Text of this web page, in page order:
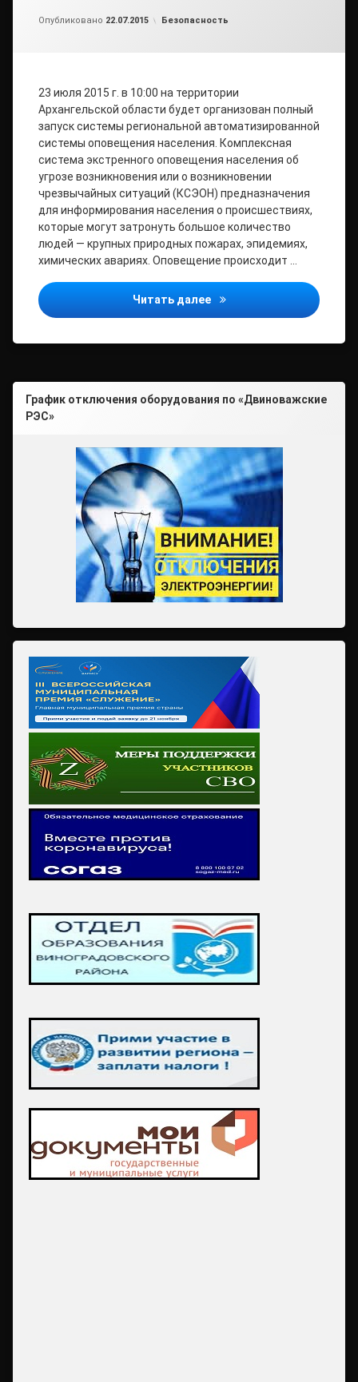
Опубликовано 22.07.2015 Рубрики:
Безопасность
23 июля 2015 г. в 10:00 на территории
Архангельской области будет организован полный
запуск системы региональной автоматизированной
системы оповещения населения. Комплексная
система экстренного оповещения населения об
угрозе возникновения или о возникновении
чрезвычайных ситуаций (КСЭОН) предназначения
для информирования населения о происшествиях,
которые могут затронуть большое количество
людей — крупных природных пожарах, эпидемиях,
химических авариях. Оповещение происходит …
Читать далее В Архангельской
График отключения оборудования по «Двиноважские
РЭС»